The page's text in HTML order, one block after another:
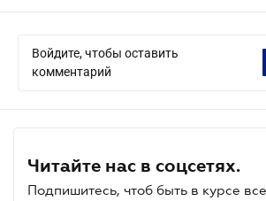
Войдите, чтобы оставить
комментарий
Читайте нас в соцсетях.
Подпишитесь, чтоб быть в курсе